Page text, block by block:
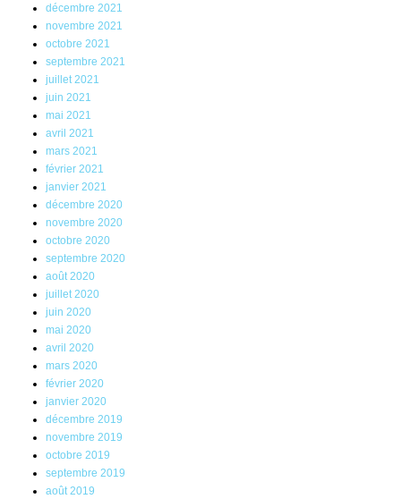
décembre 2021
novembre 2021
octobre 2021
septembre 2021
juillet 2021
juin 2021
mai 2021
avril 2021
mars 2021
février 2021
janvier 2021
décembre 2020
novembre 2020
octobre 2020
septembre 2020
août 2020
juillet 2020
juin 2020
mai 2020
avril 2020
mars 2020
février 2020
janvier 2020
décembre 2019
novembre 2019
octobre 2019
septembre 2019
août 2019